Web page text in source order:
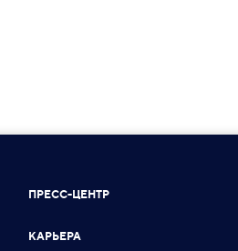
ПРЕСС-ЦЕНТР
КАРЬЕРА